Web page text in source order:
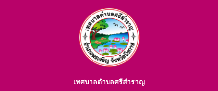
เทศบาลตำบลศรีสำราญ